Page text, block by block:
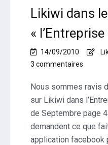
Likiwi dans
« l’Entreprise
14/09/2010
3 commentaires
dans
«
Nous sommes ravis
sur Likiwi dans
de Septembre page
demandent ce que
application facebook